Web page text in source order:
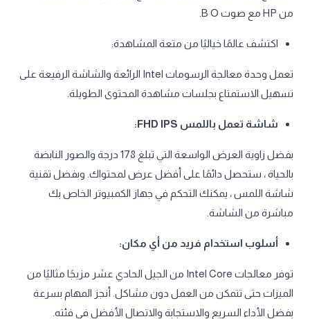
من HP مع صوت B O.
اكتشف عالمًا خياليًا من متعة المشاهدة:
تعمل وحدة معالجة الرسومات Intel الرائعة والشاشة الرفيعة على
تسهيل الاستمتاع بجلسات مشاهدة المحتوى الطويلة.
شاشة تعمل باللمس FHD IPS:
بفضل زاوية العرض الواسعة التي تبلغ 178 درجة والصور النابضة
بالحياة ، ستحصل دائمًا على أفضل عرض لمحتواك. وبفضل تقنية
شاشة اللمس ، يمكنك التحكم في جهاز الكمبيوتر الخاص بك
مباشرة من الشاشة.
أسلوب استخدام فريد من أي مكان:
توفر معالجات Intel Core من الجيل الحادي عشر مزيجًا مثاليًا من
الميزات حتى تتمكن من العمل دون مشاكل. أنجز المهام بسرعة
بفضل الأداء السريع والاستجابة والاتصال الأفضل في فئته.